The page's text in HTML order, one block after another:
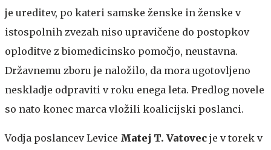
je ureditev, po kateri samske ženske in ženske v
istospolnih zvezah niso upravičene do postopkov
oploditve z biomedicinsko pomočjo, neustavna.
Državnemu zboru je naložilo, da mora ugotovljeno
neskladje odpraviti v roku enega leta. Predlog novele
so nato konec marca vložili koalicijski poslanci.
Vodja poslancev Levice Matej T. Vatovec je v torek v